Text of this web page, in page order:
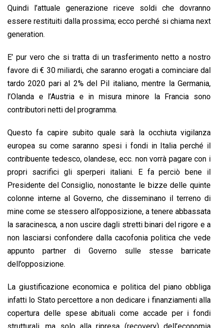
Quindi l’attuale generazione riceve soldi che dovranno
essere restituiti dalla prossima; ecco perché si chiama next
generation.
E’ pur vero che si tratta di un trasferimento netto a nostro
favore di € 30 miliardi, che saranno erogati a cominciare dal
tardo 2020 pari al 2% del Pil italiano, mentre la Germania,
l’Olanda e l’Austria e in misura minore la Francia sono
contributori netti del programma.
Questo fa capire subito quale sarà la occhiuta vigilanza
europea su come saranno spesi i fondi in Italia perché il
contribuente tedesco, olandese, ecc. non vorrà pagare con i
propri sacrifici gli sperperi italiani. E fa perciò bene il
Presidente del Consiglio, nonostante le bizze delle quinte
colonne interne al Governo, che disseminano il terreno di
mine come se stessero all’opposizione, a tenere abbassata
la saracinesca, a non uscire dagli stretti binari del rigore e a
non lasciarsi confondere dalla cacofonia politica che vede
appunto partner di Governo sulle stesse barricate
dell’opposizione.
La giustificazione economica e politica del piano obbliga
infatti lo Stato percettore a non dedicare i finanziamenti alla
copertura delle spese abituali come accade per i fondi
strutturali, ma solo alla ripresa (recovery) dell’economia